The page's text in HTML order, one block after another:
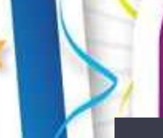
AGENDA
LA
AU
DÉBUT
DU
SIÈCLE
HORAIRES
URBANISME/PLU
PASSEPORTS
LE
CMJ
RÉUNIONS
DU
CONSEIL
MUNICIPAL